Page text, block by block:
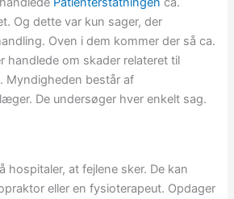
Og dette var kun sager, der
Oven i dem kommer der så ca.
handlede om skader relateret til
Myndigheden består af
De undersøger hver enkelt sag.
hospitaler, at fejlene sker. De kan
eller en fysioterapeut. Opdager